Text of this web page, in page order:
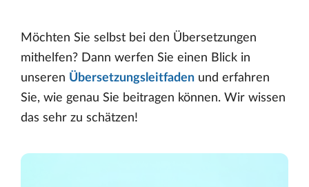
Möchten Sie selbst bei den Übersetzungen
mithelfen? Dann werfen Sie einen Blick in
unseren Übersetzungsleitfaden und erfahren
Sie, wie genau Sie beitragen können. Wir wissen
das sehr zu schätzen!